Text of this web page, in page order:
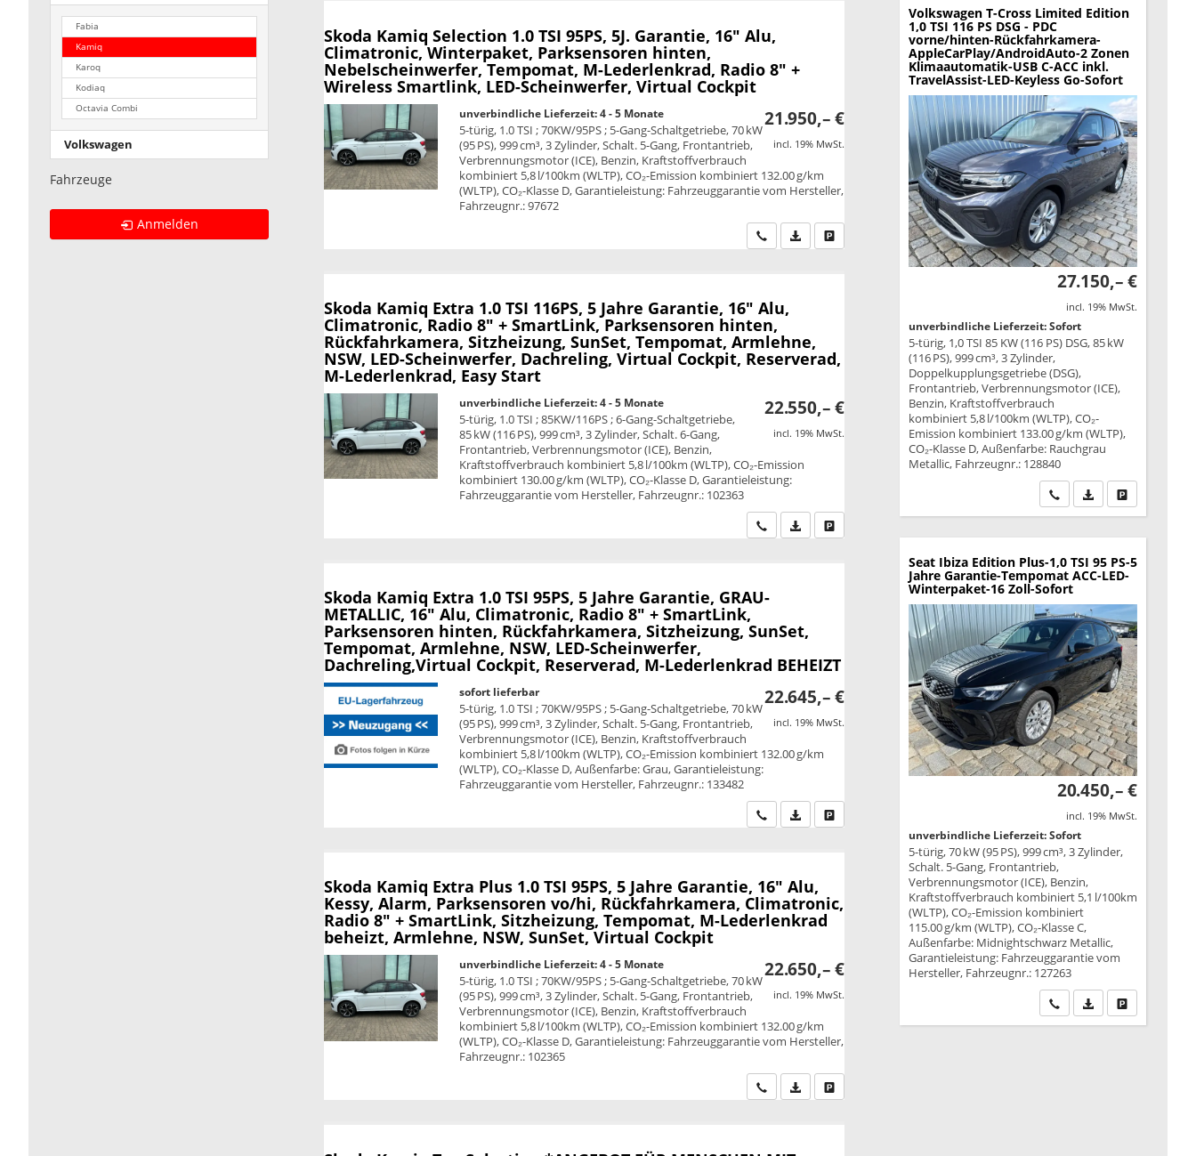
Skoda Kamiq Selection 1.0 TSI 95PS, 5J. Garantie, 16" Alu,
Climatronic, Winterpaket, Parksensoren hinten,
Nebelscheinwerfer, Tempomat, M-Lederlenkrad, Radio 8" +
Wireless Smartlink, LED-Scheinwerfer, Virtual Cockpit
21.950,– €
incl. 19% MwSt.
unverbindliche Lieferzeit: 4 - 5 Monate
5-türig, 1.0 TSI ; 70KW/95PS ; 5-Gang-Schaltgetriebe, 70 kW
(95 PS), 999 cm³, 3 Zylinder, Schalt. 5-Gang, Frontantrieb,
Verbrennungsmotor (ICE), Benzin, Kraftstoffverbrauch
kombiniert 5,8 l/100km (WLTP), CO₂-Emission kombiniert 132.00 g/km
(WLTP), CO₂-Klasse D, Garantieleistung: Fahrzeuggarantie vom Hersteller,
Fahrzeugnr.: 97672
Wir rufen Sie anPDF-Datei, Fahrzeugexposé drucken
Drucken, parken oder vergleichen
Skoda Kamiq Extra 1.0 TSI 116PS, 5 Jahre Garantie, 16" Alu,
Climatronic, Radio 8" + SmartLink, Parksensoren hinten,
Rückfahrkamera, Sitzheizung, SunSet, Tempomat, Armlehne,
NSW, LED-Scheinwerfer, Dachreling, Virtual Cockpit, Reserverad,
M-Lederlenkrad, Easy Start
22.550,– €
incl. 19% MwSt.
unverbindliche Lieferzeit: 4 - 5 Monate
5-türig, 1.0 TSI ; 85KW/116PS ; 6-Gang-Schaltgetriebe,
85 kW (116 PS), 999 cm³, 3 Zylinder, Schalt. 6-Gang,
Frontantrieb, Verbrennungsmotor (ICE), Benzin,
Kraftstoffverbrauch kombiniert 5,8 l/100km (WLTP), CO₂-Emission
kombiniert 130.00 g/km (WLTP), CO₂-Klasse D, Garantieleistung:
Fahrzeuggarantie vom Hersteller, Fahrzeugnr.: 102363
Wir rufen Sie anPDF-Datei, Fahrzeugexposé drucken
Skoda Kamiq Extra 1.0 TSI 95PS, 5 Jahre Garantie, GRAU-
METALLIC, 16" Alu, Climatronic, Radio 8" + SmartLink,
Parksensoren hinten, Rückfahrkamera, Sitzheizung, SunSet,
Tempomat, Armlehne, NSW, LED-Scheinwerfer,
Dachreling,Virtual Cockpit, Reserverad, M-Lederlenkrad BEHEIZT
22.645,– €
incl. 19% MwSt.
sofort lieferbar
5-türig, 1.0 TSI ; 70KW/95PS ; 5-Gang-Schaltgetriebe, 70 kW
(95 PS), 999 cm³, 3 Zylinder, Schalt. 5-Gang, Frontantrieb,
Verbrennungsmotor (ICE), Benzin, Kraftstoffverbrauch
kombiniert 5,8 l/100km (WLTP), CO₂-Emission kombiniert 132.00 g/km
(WLTP), CO₂-Klasse D, Außenfarbe: Grau, Garantieleistung:
Fahrzeuggarantie vom Hersteller, Fahrzeugnr.: 133482
Wir rufen Sie anPDF-Datei, Fahrzeugexposé drucken
Skoda Kamiq Extra Plus 1.0 TSI 95PS, 5 Jahre Garantie, 16" Alu,
Kessy, Alarm, Parksensoren vo/hi, Rückfahrkamera, Climatronic,
Radio 8" + SmartLink, Sitzheizung, Tempomat, M-Lederlenkrad
beheizt, Armlehne, NSW, SunSet, Virtual Cockpit
22.650,– €
incl. 19% MwSt.
unverbindliche Lieferzeit: 4 - 5 Monate
5-türig, 1.0 TSI ; 70KW/95PS ; 5-Gang-Schaltgetriebe, 70 kW
(95 PS), 999 cm³, 3 Zylinder, Schalt. 5-Gang, Frontantrieb,
Verbrennungsmotor (ICE), Benzin, Kraftstoffverbrauch
kombiniert 5,8 l/100km (WLTP), CO₂-Emission kombiniert 132.00 g/km
(WLTP), CO₂-Klasse D, Garantieleistung: Fahrzeuggarantie vom Hersteller,
Fahrzeugnr.: 102365
Wir rufen Sie anPDF-Datei, Fahrzeugexposé drucken
Fabia
Kamiq
Karoq
Kodiaq
Octavia Combi
Volkswagen
Fahrzeuge
Anmelden
Volkswagen T-Cross Limited Edition
1,0 TSI 116 PS DSG - PDC
vorne/hinten-Rückfahrkamera-
AppleCarPlay/AndroidAuto-2 Zonen
Klimaautomatik-USB C-ACC inkl.
TravelAssist-LED-Keyless Go-Sofort
27.150,– €
incl. 19% MwSt.
unverbindliche Lieferzeit: Sofort
5-türig, 1,0 TSI 85 KW (116 PS) DSG, 85 kW
(116 PS), 999 cm³, 3 Zylinder,
Doppelkupplungsgetriebe (DSG),
Frontantrieb, Verbrennungsmotor (ICE),
Benzin, Kraftstoffverbrauch
kombiniert 5,8 l/100km (WLTP), CO₂-
Emission kombiniert 133.00 g/km (WLTP),
CO₂-Klasse D, Außenfarbe: Rauchgrau
Metallic, Fahrzeugnr.: 128840
Wir rufen Sie an
PDF-Datei,Drucken,
Seat Ibiza Edition Plus-1,0 TSI 95 PS-5
Jahre Garantie-Tempomat ACC-LED-
Winterpaket-16 Zoll-Sofort
20.450,– €
incl. 19% MwSt.
unverbindliche Lieferzeit: Sofort
5-türig, 70 kW (95 PS), 999 cm³, 3 Zylinder,
Schalt. 5-Gang, Frontantrieb,
Verbrennungsmotor (ICE), Benzin,
Kraftstoffverbrauch kombiniert 5,1 l/100km
(WLTP), CO₂-Emission kombiniert
115.00 g/km (WLTP), CO₂-Klasse C,
Außenfarbe: Midnightschwarz Metallic,
Garantieleistung: Fahrzeuggarantie vom
Hersteller, Fahrzeugnr.: 127263
Wir rufen Sie an
PDF-Datei,Drucken,